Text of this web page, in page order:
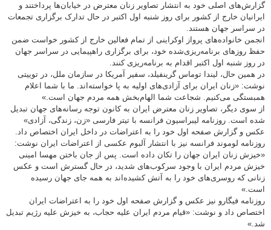
گزارش‌های اصلی خود به انتشار تصاویر زنان معترض در خیابان‌ها پرداختند و
ایرانیان خارج از کشور برای روز شنبه اول اکتبر در حال تدارک برگزاری تجمعات
در سراسر جهان هستند.
انجمن خانواده‌های پرواز اوکراینی از تمام فعالین خارج از کشور خواست ضمن
حفظ روزهای برنامه‌ریزی‌شده خود، برای برگزاری راهپیمایی در سراسر جهان
در روز شنبه اول اکتبر اقدام به برنامه‌ریزی کنند.
در همین حال، لیندا توماس گرینفیلد، سفیر آمریکا در سازمان ملل، در توییتی
نوشت: «زنان ایران برای آزادی‌های اولیه به پا خواسته‌اند. ما با شما اعلام
همبستگی می‌کنیم. شجاعت شما الهام‌بخش همه مردم جهان است.»
از سوی دیگر، تصاویر زنان معترض ایران به کانون توجه رسانه‌های جهان تبدیل
شده است. روزنامه لیبراسیون فرانسه با تیتر فارسی «زن، زندگی، آزادی»
عکس و گزارش صفحه اول خود را به اعتراضات در داخل ایران اختصاص داد.
روزنامه لوموند فرانسه نیز با انتشار آلبوم عکسی از اعتراضات ایران نوشت:
«خیزش زنان ایران جهان را تکان داده است. پس از جان باختن مهسا امینی
خیزش مردم ایران با وجود سرکوب‌های شدید، در حال گسترش است و عکس
زنانی که روسری‌های خود را به آتش کشیده‌اند به همه جای جهان رسیده
است.»
روزنامه فیگارو نیز عکس و گزارش صفحه اول خود را به اعتراضات ایران
اختصاص داد و نوشت: «قیام مردم ایران علیه حجاب، به خیزش علیه رژیم تبدیل
شد.»